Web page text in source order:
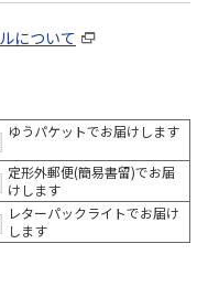
について
ゆうパケットでお届けします
定形外郵便(簡易書留)でお届
けします
レターパックライトでお届け
します